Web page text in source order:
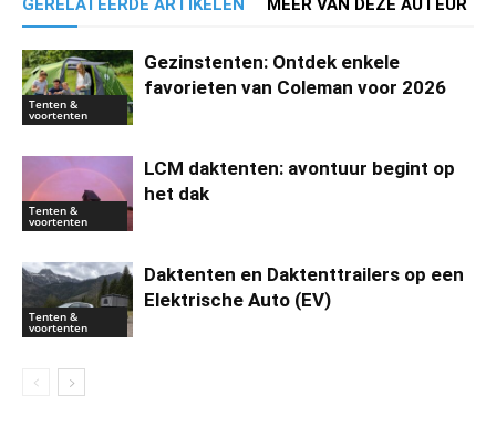
Tenten &
voortenten
Gezinstenten: Ontdek enkele
favorieten van Coleman voor 2026
Tenten &
voortenten
LCM daktenten: avontuur begint op
het dak
Tenten &
voortenten
Daktenten en Daktenttrailers op een
Elektrische Auto (EV)